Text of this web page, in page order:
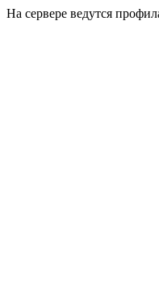
На сервере ведутся